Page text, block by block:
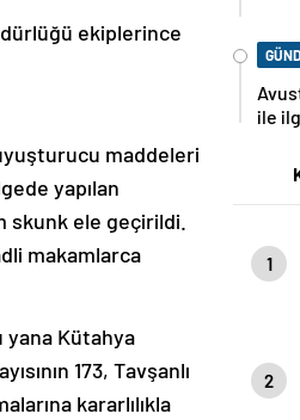
ekiplerince
maddeleri
yapılan
skunk ele geçirildi.
makamlarca
yana Kütahya
173, Tavşanlı
kararlılıkla
ile
1
2